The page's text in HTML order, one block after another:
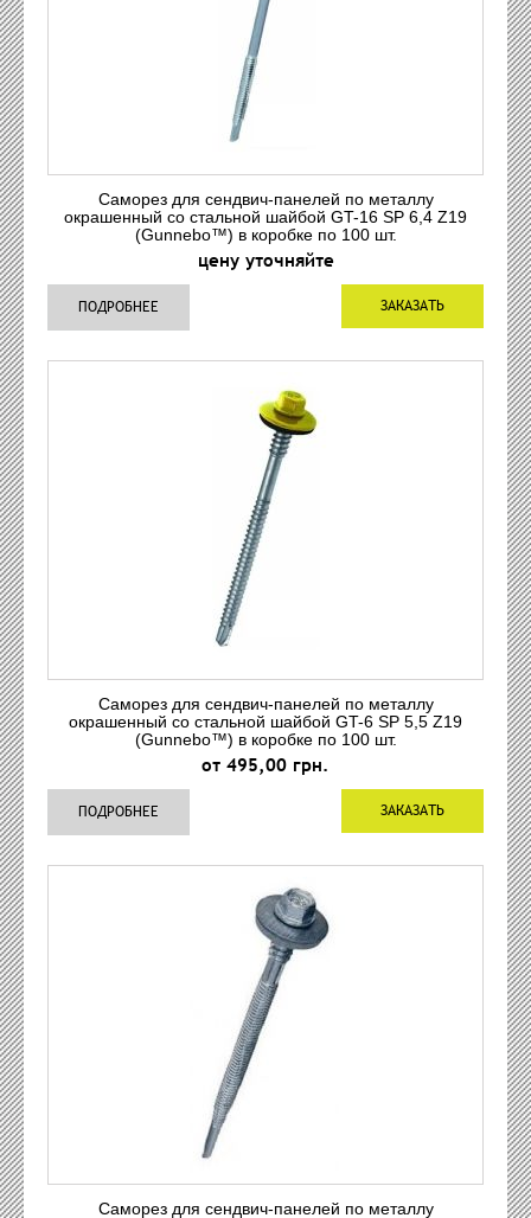
Саморез для сендвич-панелей по металлу
окрашенный со стальной шайбой GT-16 SP 6,4 Z19
(Gunnebo™) в коробке по 100 шт.
цену уточняйте
ЗАКАЗАТЬ
ПОДРОБНЕЕ
Саморез для сендвич-панелей по металлу
окрашенный со стальной шайбой GT-6 SP 5,5 Z19
(Gunnebo™) в коробке по 100 шт.
от 495,00 грн.
ЗАКАЗАТЬ
ПОДРОБНЕЕ
Саморез для сендвич-панелей по металлу